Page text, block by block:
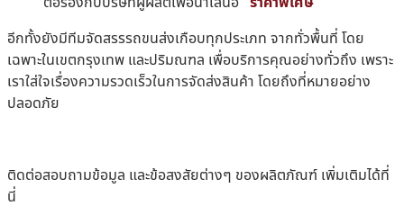
อีกทั้งยังมีทีมจัดสรรรถขนส่งเกือบทุกประเภท จากทั่วพื้นที่ โดย
เฉพาะในเขตกรุงเทพ และปริมณฑล เพื่อบริการคุณอย่างทั่วถึง เพราะ
เราใส่ใจเรื่องความรวดเร็วในการจัดส่งสินค้า โดยถึงที่หมายอย่าง
ปลอดภัย
ติดต่อสอบถามข้อมูล และข้อสงสัยต่างๆ ของผลิตภัณฑ์ เพิ่มเติมได้ที่
นี่